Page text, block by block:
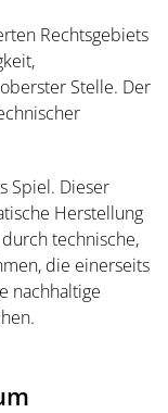
Rechtsgebiets
Stelle. Der
Spiel. Dieser
Herstellung
technische,
die einerseits
nachhaltige